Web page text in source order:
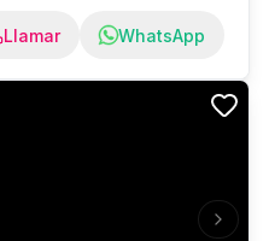
generación Lista para
Financiamiento disponible
de pago Contáctanos
Llamar WhatsApp
Next